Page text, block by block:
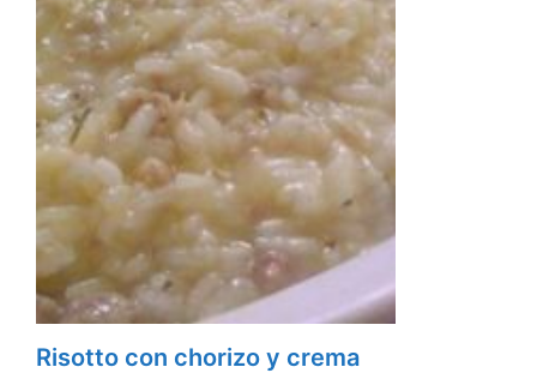
Risotto con chorizo y crema